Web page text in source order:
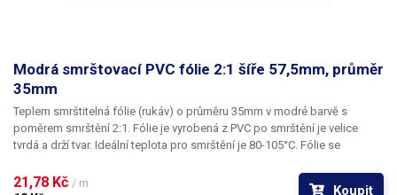
Modrá smrštovací PVC fólie 2:1 šíře 57,5mm, průměr
35mm
Teplem smrštitelná fólie (rukáv) o průměru 35mm v modré barvě s
poměrem smrštění 2:1. Fólie je vyrobená z PVC po smrštění je velice
tvrdá a drží tvar. Ideální teplota pro smrštění je 80-105°C. Fólie se
průměr. Tím jsou předměty uvnitř folie účinně elektricky izolovány od
21,78 Kč / m Koupit